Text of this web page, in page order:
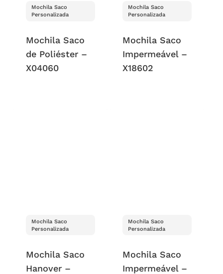
Mochila Saco
Personalizada
Mochila Saco
de Poliéster –
X04060
Mochila Saco
Personalizada
Mochila Saco
Impermeável –
X18602
Mochila Saco
Personalizada
Mochila Saco
Hanover –
Mochila Saco
Personalizada
Mochila Saco
Impermeável –